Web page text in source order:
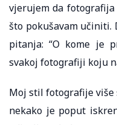
vjerujem da
što pokušavam učiniti.
pitanja: “O kome je
svakoj fotografiji koju
Moj stil fotografije
nekako je poput